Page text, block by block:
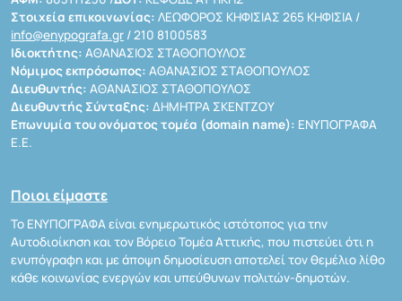
Στοιχεία επικοινωνίας: ΛΕΩΦΟΡΟΣ ΚΗΦΙΣΙΑΣ 265 ΚΗΦΙΣΙΑ /
info@enypografa.gr / 210 8100583
Ιδιοκτήτης: ΑΘΑΝΑΣΙΟΣ ΣΤΑΘΟΠΟΥΛΟΣ
Νόμιμος εκπρόσωπος: ΑΘΑΝΑΣΙΟΣ ΣΤΑΘΟΠΟΥΛΟΣ
Διευθυντής: ΑΘΑΝΑΣΙΟΣ ΣΤΑΘΟΠΟΥΛΟΣ
Διευθυντής Σύνταξης: ΔΗΜΗΤΡΑ ΣΚΕΝΤΖΟΥ
Επωνυμία του ονόματος τομέα (domain name): ΕΝΥΠΟΓΡΑΦΑ
Ε.Ε.
Ποιοι είμαστε
Το ΕΝΥΠΟΓΡΑΦΑ είναι ενημερωτικός ιστότοπος για την
Αυτοδιοίκηση και τον Βόρειο Τομέα Αττικής, που πιστεύει ότι η
ενυπόγραφη και με άποψη δημοσίευση αποτελεί τον θεμέλιο λίθο
κάθε κοινωνίας ενεργών και υπεύθυνων πολιτών-δημοτών.